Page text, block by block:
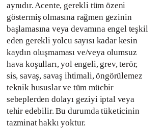
aynıdır. Acente, gerekli tüm özeni
göstermiş olmasına rağmen gezinin
başlamasına veya devamına engel teşkil
eden gerekli yolcu sayısı kadar kesin
kaydın oluşmaması ve/veya olumsuz
hava koşulları, yol engeli, grev, terör,
sis, savaş, savaş ihtimali, öngörülemez
teknik hususlar ve tüm mücbir
sebeplerden dolayı geziyi iptal veya
tehir edebilir. Bu durumda tüketicinin
tazminat hakkı yoktur.